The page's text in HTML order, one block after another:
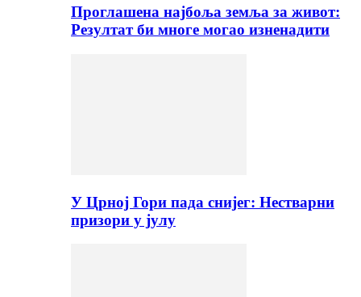
Проглашена најбоља земља за живот:
Резултат би многе могао изненадити
У Црној Гори пада снијег: Нестварни
призори у јулу